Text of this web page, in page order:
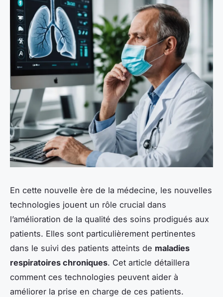
En cette nouvelle ère de la médecine, les nouvelles
technologies jouent un rôle crucial dans
l’amélioration de la qualité des soins prodigués aux
patients. Elles sont particulièrement pertinentes
dans le suivi des patients atteints de maladies
respiratoires chroniques. Cet article détaillera
comment ces technologies peuvent aider à
améliorer la prise en charge de ces patients.